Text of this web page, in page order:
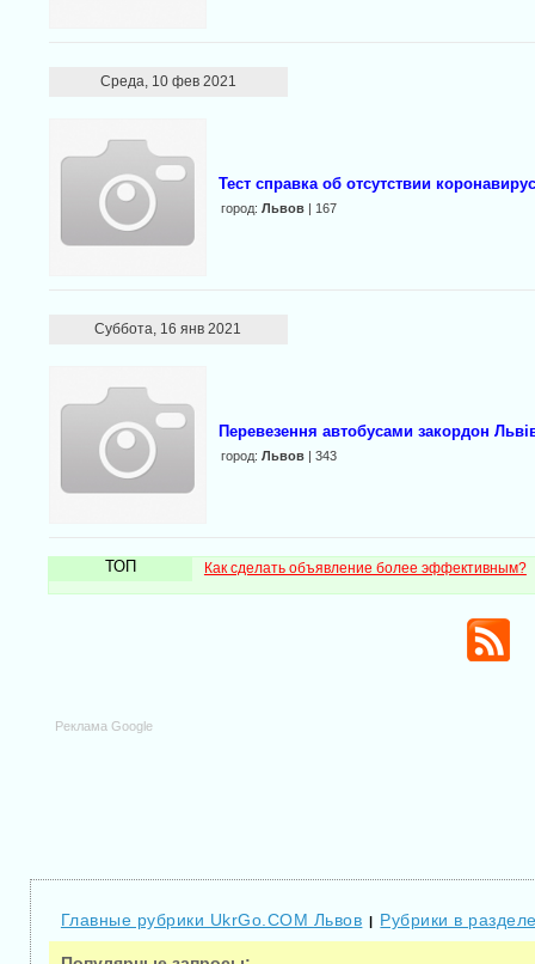
Среда, 10 фев 2021
Тест справка об отсутствии
город: Львов| 167
Суббота, 16 янв 2021
Перевезення автобусами закордон
город: Львов| 343
ТОП Как сделать объявление более эффективным?
Реклама Google
Главные рубрики UkrGo.COM Львов | Рубрики в